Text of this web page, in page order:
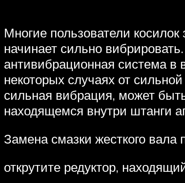
Многие пользователи
начинает сильно
антивибрационная система в
некоторых случаях от
сильная вибрация, может
находящемся внутри штанги
Замена смазки жесткого
открутите редуктор,